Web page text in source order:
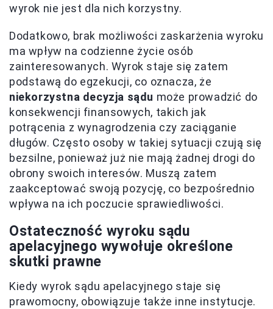
wyrok nie jest dla nich korzystny.
Dodatkowo, brak możliwości zaskarżenia wyroku
ma wpływ na codzienne życie osób
zainteresowanych. Wyrok staje się zatem
podstawą do egzekucji, co oznacza, że
niekorzystna decyzja sądu może prowadzić do
konsekwencji finansowych, takich jak
potrącenia z wynagrodzenia czy zaciąganie
długów. Często osoby w takiej sytuacji czują się
bezsilne, ponieważ już nie mają żadnej drogi do
obrony swoich interesów. Muszą zatem
zaakceptować swoją pozycję, co bezpośrednio
wpływa na ich poczucie sprawiedliwości.
Ostateczność wyroku sądu
apelacyjnego wywołuje określone
skutki prawne
Kiedy wyrok sądu apelacyjnego staje się
prawomocny, obowiązuje także inne instytucje.